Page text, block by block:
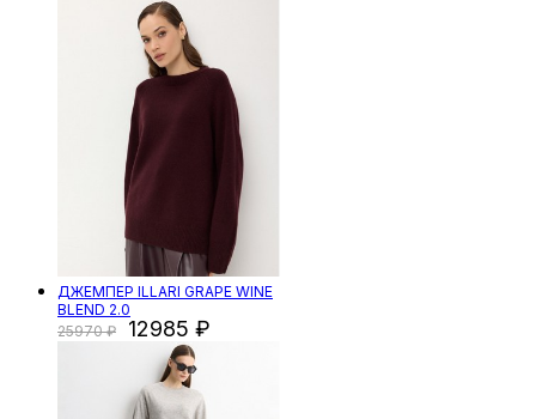
ДЖЕМПЕР ILLARI GRAPE WINE
BLEND 2.0
25970
12985